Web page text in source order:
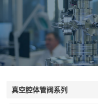
真空腔体管阀系列